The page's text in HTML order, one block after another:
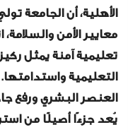
الأهلية، أن الجامعة
معايير الأمن والسلامة،
تعليمية آمنة يمثل
التعليمية
العنصر البشري ورفع
يُعد جزءًا أصيلًا من